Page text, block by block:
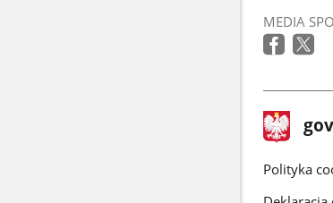
MEDIA
stopka
gov.pl
Polityka